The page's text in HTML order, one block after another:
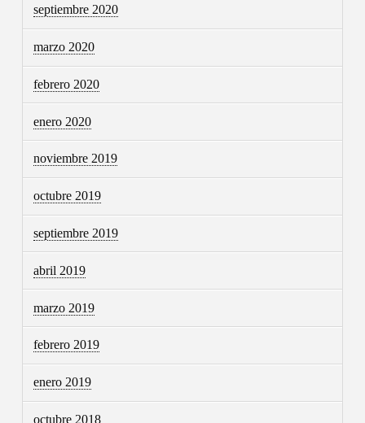
septiembre 2020
marzo 2020
febrero 2020
enero 2020
noviembre 2019
octubre 2019
septiembre 2019
abril 2019
marzo 2019
febrero 2019
enero 2019
octubre 2018